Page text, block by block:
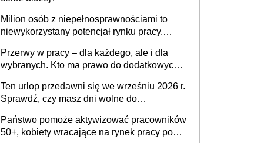
Milion osób z niepełnosprawnościami to
niewykorzystany potencjał rynku pracy.
dofinansowań czy refundacji, ale bariery po
stronie systemu i świadomości
pracodawców [WYWIAD]
Przerwy w pracy – dla każdego, ale i dla
wybranych. Kto ma prawo do dodatkowych
Ten urlop przedawni się we wrześniu 2026 r.
Sprawdź, czy masz dni wolne do
Państwo pomoże aktywizować pracowników
50+, kobiety wracające na rynek pracy po